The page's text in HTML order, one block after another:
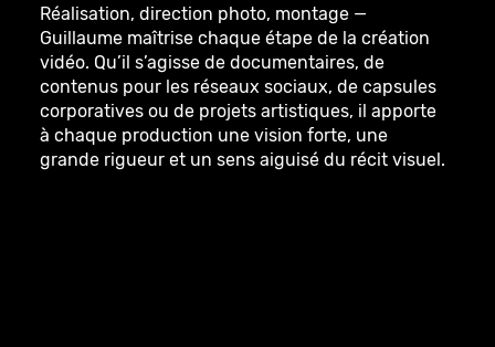
Réalisation, direction photo, montage —
Guillaume maîtrise chaque étape de la création
vidéo. Qu’il s’agisse de documentaires, de
contenus pour les réseaux sociaux, de capsules
corporatives ou de projets artistiques, il apporte
à chaque production une vision forte, une
grande rigueur et un sens aiguisé du récit visuel.